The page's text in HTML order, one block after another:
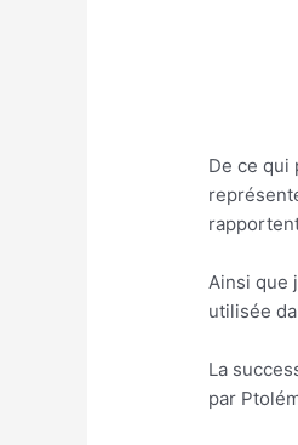
De ce qui
Ainsi que
utilisée
La
par